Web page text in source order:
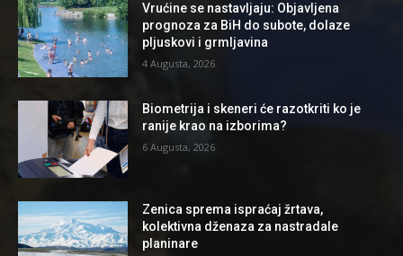
Vrućine se nastavljaju: Objavljena
prognoza za BiH do subote, dolaze
pljuskovi i grmljavina
4 Augusta, 2026
Biometrija i skeneri će razotkriti ko je
ranije krao na izborima?
6 Augusta, 2026
Zenica sprema ispraćaj žrtava,
kolektivna dženaza za nastradale
planinare